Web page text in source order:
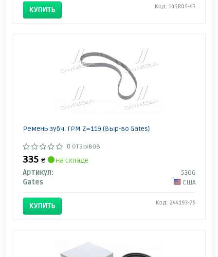
КУПИТЬ Код: 146806-43
Ремень зубч. ГРМ Z=119 (Выр-во Gates)
0 отзывов
335 ₴
на складе
Артикул:
5306
Gates
США
КУПИТЬ Код: 244193-75